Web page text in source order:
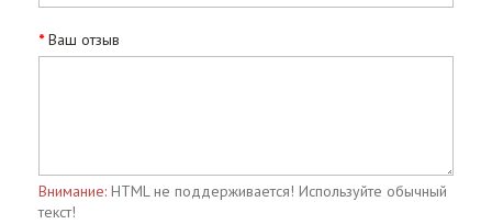
Ваш отзыв
Внимание: HTML не поддерживается! Используйте обычный
текст!